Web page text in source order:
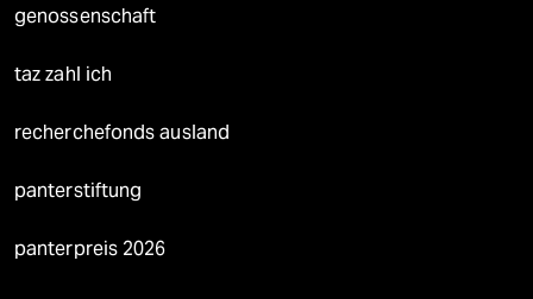
genossenschaft
taz zahl ich
recherchefonds ausland
panterstiftung
panterpreis 2026